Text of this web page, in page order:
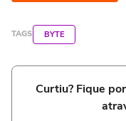
TAGS BYTE
Curtiu? Fique